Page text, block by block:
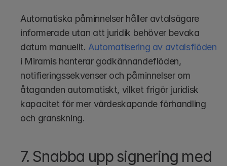
Automatiska påminnelser håller avtalsägare
informerade utan att juridik behöver bevaka
datum manuellt. Automatisering av avtalsflöden
i Miramis hanterar godkännandeflöden,
notifieringssekvenser och påminnelser om
åtaganden automatiskt, vilket frigör juridisk
kapacitet för mer värdeskapande förhandling
och granskning.
7. Snabba upp signering med